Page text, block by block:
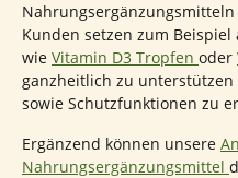
Kunden setzen zum
wie Vitamin D3 Tropfen oder
ganzheitlich zu
sowie Schutzfunktionen zu
Ergänzend können unsere
Nahrungsergänzungsmittel